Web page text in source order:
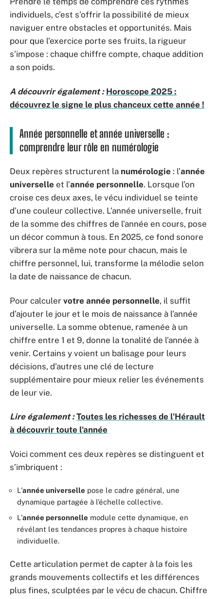
individuels, c’est s’offrir la possibilité de mieux
naviguer entre obstacles et opportunités. Mais
pour que l’exercice porte ses fruits, la rigueur
s’impose : chaque chiffre compte, chaque addition
a son poids.
A découvrir également : Horoscope 2025 :
découvrez le signe le plus chanceux cette année !
Année personnelle et année universelle :
comprendre leur rôle en numérologie
Deux repères structurent la numérologie : l’année
universelle et l’année personnelle. Lorsque l’on
croise ces deux axes, le vécu individuel se teinte
d’une couleur collective. L’année universelle, fruit
de la somme des chiffres de l’année en cours, pose
un décor commun à tous. En 2025, ce fond sonore
vibrera sur la même note pour chacun, mais le
chiffre personnel, lui, transforme la mélodie selon
la date de naissance de chacun.
Pour calculer votre année personnelle, il suffit
d’ajouter le jour et le mois de naissance à l’année
universelle. La somme obtenue, ramenée à un
chiffre entre 1 et 9, donne la tonalité de l’année à
venir. Certains y voient un balisage pour leurs
décisions, d’autres une clé de lecture
supplémentaire pour mieux relier les événements
de leur vie.
Lire également : Toutes les richesses de l'Hérault
à découvrir toute l'année
Voici comment ces deux repères se distinguent et
s’imbriquent :
L’année universelle pose le cadre général, une
dynamique partagée à l’échelle collective.
L’année personnelle module cette dynamique, en
révélant les tendances propres à chaque histoire
individuelle.
Cette articulation permet de capter à la fois les
grands mouvements collectifs et les différences
plus fines, sculptées par le vécu de chacun. Chiffre